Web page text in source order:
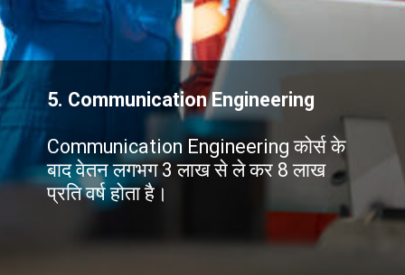
5. Communication Engineering
Communication Engineering कोर्स के
बाद वेतन लगभग 3 लाख से ले कर 8 लाख
प्रति वर्ष होता है।